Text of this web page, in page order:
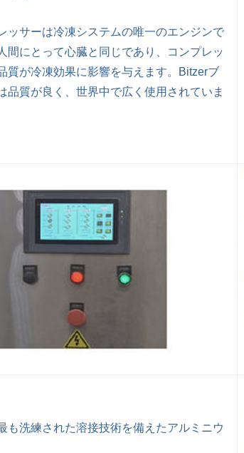
ッサーは冷凍システムの唯一のエンジンで
間にとって心臓と同じであり、コンプレッ
質が冷凍効果に影響を与えます。Bitzerブ
品質が良く、世界中で広く使用されていま
も洗練された溶接技術を備えたアルミニウ